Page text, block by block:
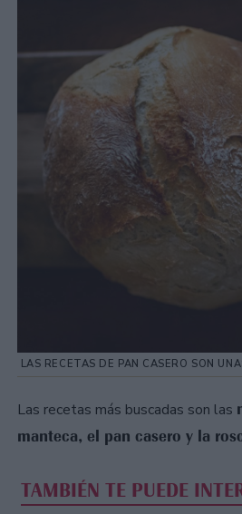
LAS RECETAS DE PAN CASERO SON
Las recetas más buscadas son las
manteca, el pan casero y la
TAMBIÉN TE PUEDE